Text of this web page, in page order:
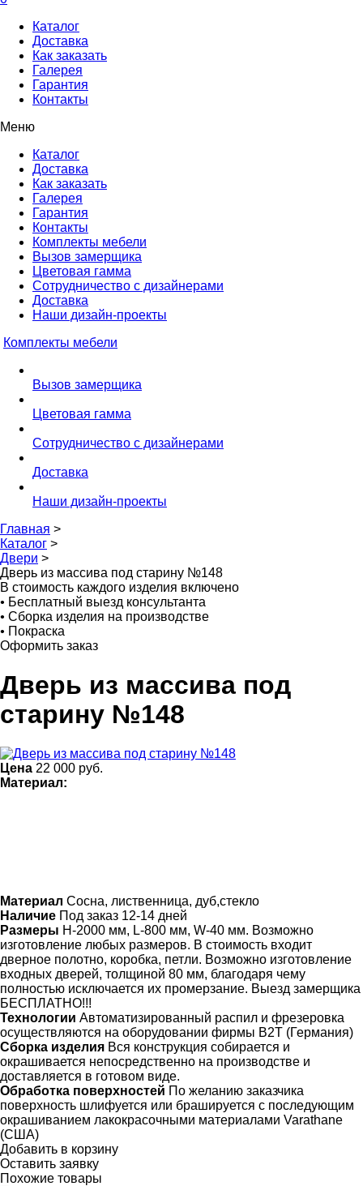
Каталог
Доставка
Как заказать
Галерея
Гарантия
Контакты
Меню
Каталог
Доставка
Как заказать
Галерея
Гарантия
Контакты
Комплекты мебели
Вызов замерщика
Цветовая гамма
Сотрудничество с дизайнерами
Доставка
Наши дизайн-проекты
Комплекты мебели
Вызов замерщика
Цветовая гамма
Сотрудничество с дизайнерами
Доставка
Наши дизайн-проекты
Главная >
Каталог >
Двери >
Дверь из массива под старину №148
В стоимость каждого изделия включено
• Бесплатный выезд консультанта
• Сборка изделия на производстве
• Покраска
Оформить заказ
Дверь из массива под
старину №148
Цена 22 000 руб.
Материал:
Материал Сосна, лиственница, дуб,стекло
Наличие Под заказ 12-14 дней
Размеры Н-2000 мм, L-800 мм, W-40 мм. Возможно
изготовление любых размеров. В стоимость входит
дверное полотно, коробка, петли. Возможно изготовление
входных дверей, толщиной 80 мм, благодаря чему
полностью исключается их промерзание. Выезд замерщика
БЕСПЛАТНО!!!
Технологии Автоматизированный распил и фрезеровка
осуществляются на оборудовании фирмы B2T (Германия)
Сборка изделия Вся конструкция собирается и
окрашивается непосредственно на производстве и
доставляется в готовом виде.
Обработка поверхностей По желанию заказчика
поверхность шлифуется или брашируется с последующим
окрашиванием лакокрасочными материалами Varathane
(США)
Добавить в корзину
Оставить заявку
Похожие товары